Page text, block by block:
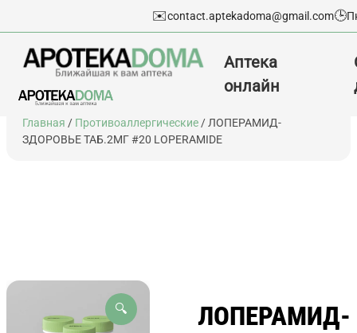
Перейти
содержимому
✉️contact.aptekadoma@gmail.com🕒
Аптека
онлайн
Главная / Противоаллергические / ЛОПЕРАМИД-
ЗДОРОВЬЕ ТАБ.2МГ #20 LOPERAMIDE
🔍
ЛОПЕРАМИД-